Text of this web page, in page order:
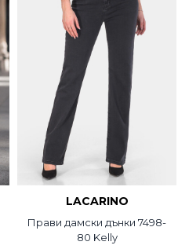
LACARINO
Прави дамски дънки 7498-
80 Kelly